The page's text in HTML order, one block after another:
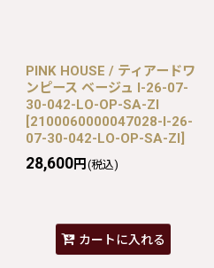
PINK HOUSE / ティアードワ
ンピース ベージュ I-26-07-
30-042-LO-OP-SA-ZI
[2100060000047028-I-26-
07-30-042-LO-OP-SA-ZI]
28,600円 (税込)
カートに入れる